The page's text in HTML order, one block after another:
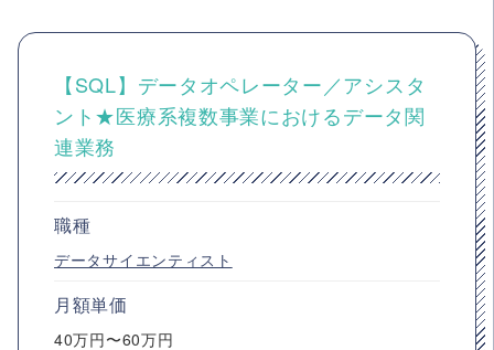
【SQL】データオペレーター／アシスタ
ント★医療系複数事業におけるデータ関
連業務
職種
データサイエンティスト
月額単価
40万円〜60万円